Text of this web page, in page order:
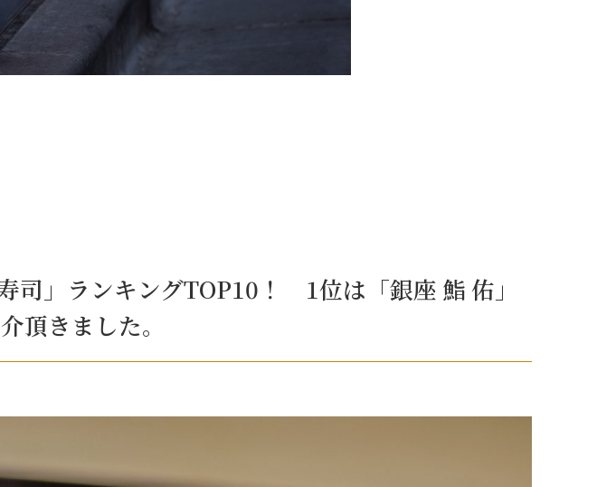
司」ランキングTOP10！ 1位は「銀座 鮨 佑」
頂きました。